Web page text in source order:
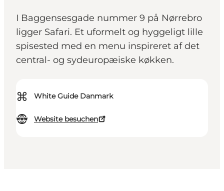
I Baggensesgade nummer 9 på Nørrebro
ligger Safari. Et uformelt og hyggeligt lille
spisested med en menu inspireret af det
central- og sydeuropæiske køkken.
⌘ White Guide Danmark
Website besuchen